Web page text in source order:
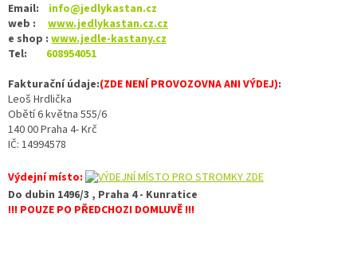
Email: info@jedlykastan.cz
web : www.jedlykastan.cz.cz
e shop : www.jedle-kastany.cz
Tel: 608954051
Fakturační údaje:(ZDE NENÍ PROVOZOVNA ANI VÝDEJ):
Leoš Hrdlička
Obětí 6 května 555/6
140 00 Praha 4- Krč
IČ: 14994578
Výdejní místo:
Do dubin 1496/3 , Praha 4 - Kunratice
!!! POUZE PO PŘEDCHOZI DOMLUVĚ !!!